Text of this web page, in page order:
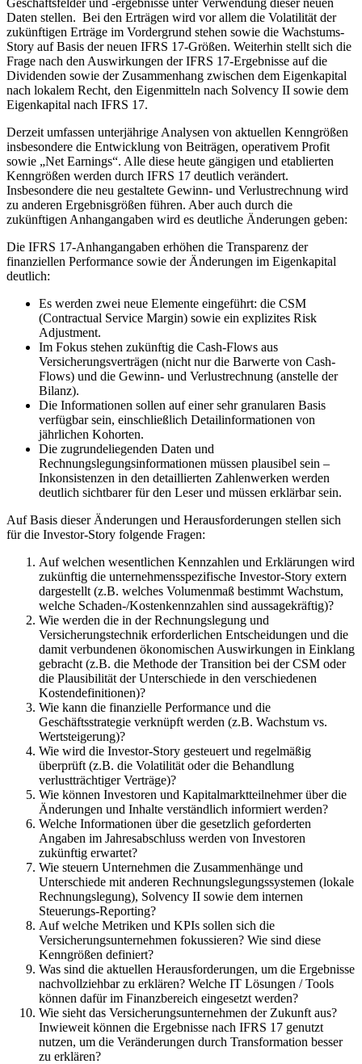
Geschäftsfelder und -ergebnisse unter Verwendung dieser neuen
Daten stellen. Bei den Erträgen wird vor allem die Volatilität der
zukünftigen Erträge im Vordergrund stehen sowie die Wachstums-
Story auf Basis der neuen IFRS 17-Größen. Weiterhin stellt sich die
Frage nach den Auswirkungen der IFRS 17-Ergebnisse auf die
Dividenden sowie der Zusammenhang zwischen dem Eigenkapital
nach lokalem Recht, den Eigenmitteln nach Solvency II sowie dem
Eigenkapital nach IFRS 17.
Derzeit umfassen unterjährige Analysen von aktuellen Kenngrößen
insbesondere die Entwicklung von Beiträgen, operativem Profit
sowie „Net Earnings“. Alle diese heute gängigen und etablierten
Kenngrößen werden durch IFRS 17 deutlich verändert.
Insbesondere die neu gestaltete Gewinn- und Verlustrechnung wird
zu anderen Ergebnisgrößen führen. Aber auch durch die
zukünftigen Anhangangaben wird es deutliche Änderungen geben:
Die IFRS 17-Anhangangaben erhöhen die Transparenz der
finanziellen Performance sowie der Änderungen im Eigenkapital
deutlich:
Es werden zwei neue Elemente eingeführt: die CSM
(Contractual Service Margin) sowie ein explizites Risk
Adjustment.
Im Fokus stehen zukünftig die Cash-Flows aus
Versicherungsverträgen (nicht nur die Barwerte von Cash-
Flows) und die Gewinn- und Verlustrechnung (anstelle der
Bilanz).
Die Informationen sollen auf einer sehr granularen Basis
verfügbar sein, einschließlich Detailinformationen von
jährlichen Kohorten.
Die zugrundeliegenden Daten und
Rechnungslegungsinformationen müssen plausibel sein –
Inkonsistenzen in den detaillierten Zahlenwerken werden
deutlich sichtbarer für den Leser und müssen erklärbar sein.
Auf Basis dieser Änderungen und Herausforderungen stellen sich
für die Investor-Story folgende Fragen:
Auf welchen wesentlichen Kennzahlen und Erklärungen wird
zukünftig die unternehmensspezifische Investor-Story extern
dargestellt (z.B. welches Volumenmaß bestimmt Wachstum,
welche Schaden-/Kostenkennzahlen sind aussagekräftig)?
Wie werden die in der Rechnungslegung und
Versicherungstechnik erforderlichen Entscheidungen und die
damit verbundenen ökonomischen Auswirkungen in Einklang
gebracht (z.B. die Methode der Transition bei der CSM oder
die Plausibilität der Unterschiede in den verschiedenen
Kostendefinitionen)?
Wie kann die finanzielle Performance und die
Geschäftsstrategie verknüpft werden (z.B. Wachstum vs.
Wertsteigerung)?
Wie wird die Investor-Story gesteuert und regelmäßig
überprüft (z.B. die Volatilität oder die Behandlung
verlustträchtiger Verträge)?
Wie können Investoren und Kapitalmarktteilnehmer über die
Änderungen und Inhalte verständlich informiert werden?
Welche Informationen über die gesetzlich geforderten
Angaben im Jahresabschluss werden von Investoren
zukünftig erwartet?
Wie steuern Unternehmen die Zusammenhänge und
Unterschiede mit anderen Rechnungslegungssystemen (lokale
Rechnungslegung), Solvency II sowie dem internen
Steuerungs-Reporting?
Auf welche Metriken und KPIs sollen sich die
Versicherungsunternehmen fokussieren? Wie sind diese
Kenngrößen definiert?
Was sind die aktuellen Herausforderungen, um die Ergebnisse
nachvollziehbar zu erklären? Welche IT Lösungen / Tools
können dafür im Finanzbereich eingesetzt werden?
Wie sieht das Versicherungsunternehmen der Zukunft aus?
Inwieweit können die Ergebnisse nach IFRS 17 genutzt
nutzen, um die Veränderungen durch Transformation besser
zu erklären?